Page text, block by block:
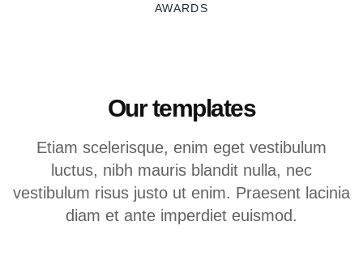
AWARDS
Our templates
Etiam scelerisque, enim eget vestibulum
luctus, nibh mauris blandit nulla, nec
vestibulum risus justo ut enim. Praesent lacinia
diam et ante imperdiet euismod.